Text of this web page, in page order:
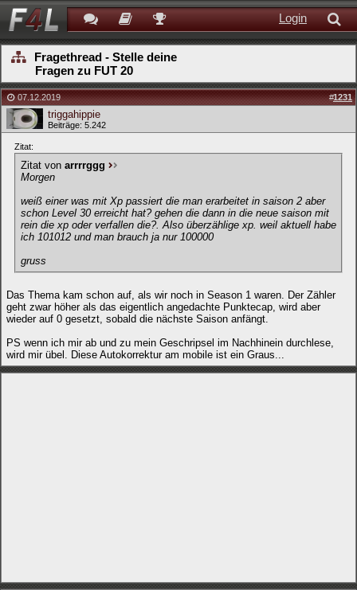
Login
Fragethread - Stelle deine
Fragen zu FUT 20
07.12.2019 #1231
triggahippie
Beiträge: 5.242
Zitat:
Zitat von arrrrggg
Morgen
weiß einer was mit Xp passiert die man erarbeitet in saison 2 aber
schon Level 30 erreicht hat? gehen die dann in die neue saison mit
rein die xp oder verfallen die?. Also überzählige xp. weil aktuell habe
ich 101012 und man brauch ja nur 100000
gruss
Das Thema kam schon auf, als wir noch in Season 1 waren. Der Zähler
geht zwar höher als das eigentlich angedachte Punktecap, wird aber
wieder auf 0 gesetzt, sobald die nächste Saison anfängt.
PS wenn ich mir ab und zu mein Geschripsel im Nachhinein durchlese,
wird mir übel. Diese Autokorrektur am mobile ist ein Graus...